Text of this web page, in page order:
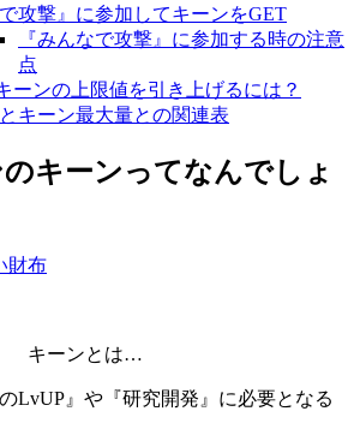
で攻撃』に参加してキーンをGET
『みんなで攻撃』に参加する時の注意
点
ーンの上限値を引き上げるには？
キーン最大量との関連表
キーンってなんでしょ
キーンとは…
のLvUP』や『研究開発』に必要となる